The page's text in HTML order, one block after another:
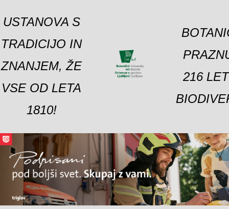
USTANOVA S
TRADICIJO IN
ZNANJEM, ŽE
VSE OD LETA
1810!
216